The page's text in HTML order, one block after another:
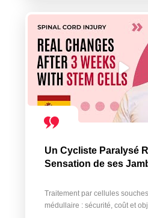
Un Cycliste Paralysé
Sensation de ses
Traitement par cellules
médullaire : sécurité, coût et